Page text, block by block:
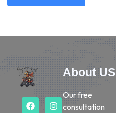
About US
Our free
consultation